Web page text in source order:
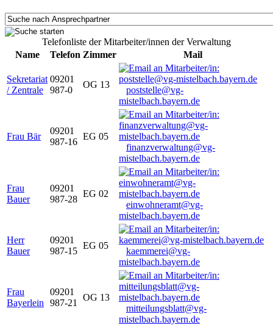
Telefonliste der Mitarbeiter/innen der Verwaltung
Name
Telefon Zimmer Mail
Sekretariat
/ Zentrale
09201
987-0
OG 13
poststelle@vg-
mistelbach.bayern.de
Frau Bär
09201
987-16
EG 05
finanzverwaltung@vg-
mistelbach.bayern.de
Frau
Bauer
09201
987-28
EG 02
einwohneramt@vg-
mistelbach.bayern.de
Herr
Bauer
09201
987-15
EG 05
kaemmerei@vg-
mistelbach.bayern.de
Frau
Bayerlein
09201
987-21
OG 13
mitteilungsblatt@vg-
mistelbach.bayern.de